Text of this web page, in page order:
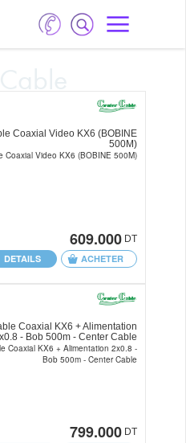
Coaxial Video KX6 (BOBINE
500M)
Coaxial Video KX6 (BOBINE 500M)
609.000 DT
ACHETER
DETAILS
Coaxial KX6 + Alimentation
- Bob 500m - Center Cable
Coaxial KX6 + Alimentation 2x0.8 -
Bob 500m - Center Cable
799.000 DT